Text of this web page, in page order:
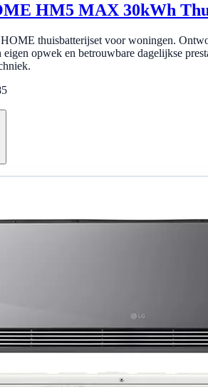
HM5 MAX 30kWh
thuisbatterijset voor woningen.
eigen opwek en betrouwbare dagelijkse